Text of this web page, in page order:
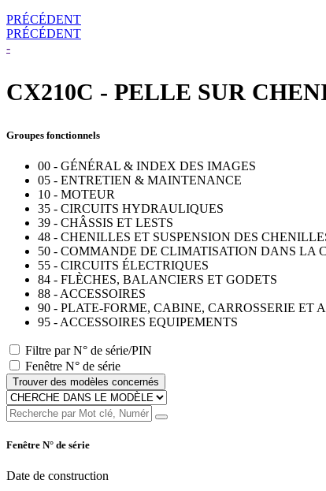
PRÉCÉDENT
PRÉCÉDENT
-
CX210C - PELLE SUR
Groupes fonctionnels
00 - GÉNÉRAL & INDEX DES IMAGES
05 - ENTRETIEN & MAINTENANCE
10 - MOTEUR
35 - CIRCUITS HYDRAULIQUES
39 - CHÂSSIS ET LESTS
48 - CHENILLES ET SUSPENSION DES
50 - COMMANDE DE CLIMATISATION DANS LA
55 - CIRCUITS ÉLECTRIQUES
84 - FLÈCHES, BALANCIERS ET GODETS
88 - ACCESSOIRES
90 - PLATE-FORME, CABINE, CARROSSERIE ET
95 - ACCESSOIRES EQUIPEMENTS
Filtre par N° de série/PIN
Fenêtre N° de série
Trouver des modèles concernés
Fenêtre N° de série
Date de construction